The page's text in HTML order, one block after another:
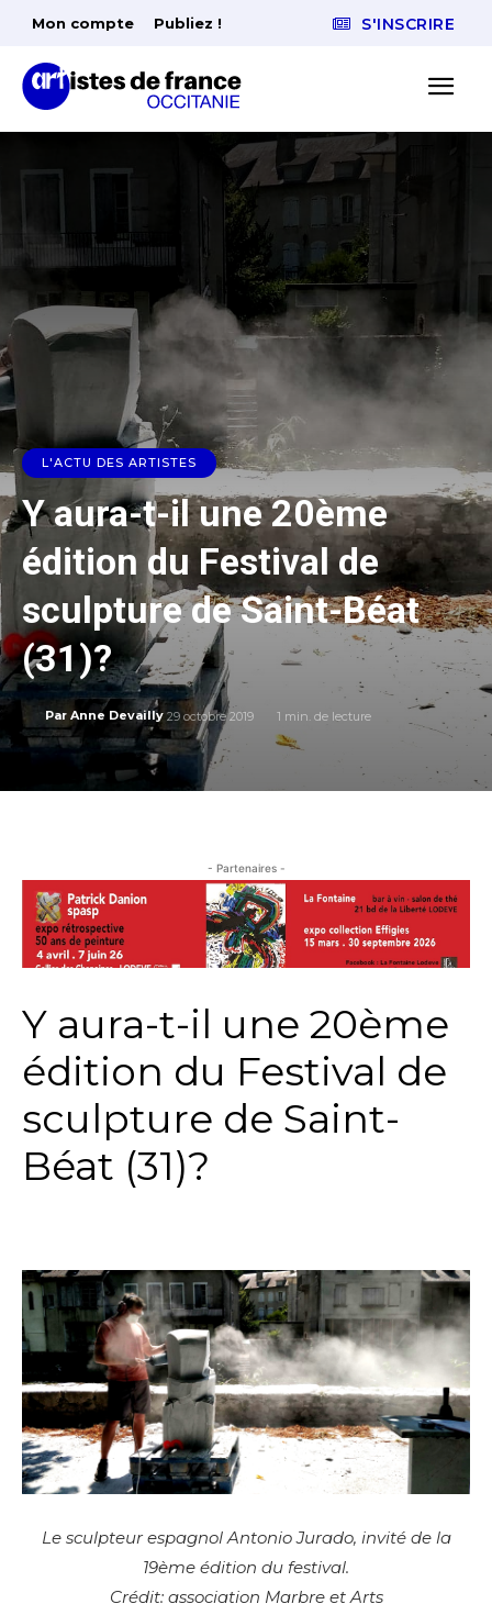
Mon compte Publiez ! S'INSCRIRE
L'ACTU DES ARTISTES
Y aura-t-il une 20ème
édition du Festival de
sculpture de Saint-Béat
(31)?
Par Anne Devailly 29 octobre 2019 1 min. de lecture
- Partenaires -
Y aura-t-il une 20ème
édition du Festival de
sculpture de Saint-
Béat (31)?
Le sculpteur espagnol Antonio Jurado, invité de la
19ème édition du festival.
Crédit: association Marbre et Arts